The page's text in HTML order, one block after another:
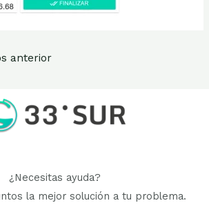
anterior
¿Necesitas ayuda?
la mejor solución a tu problema.